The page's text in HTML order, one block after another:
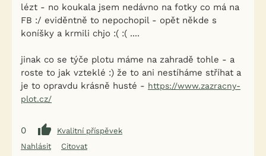
lézt - no koukala jsem nedávno na fotky co má na
FB :/ eviděntně to nepochopil - opět někde s
koníšky a krmili chjo :( :( ....
jinak co se týče plotu máme na zahradě tohle - a
roste to jak vzteklé :) že to ani nestíháme stříhat a
je to opravdu krásně husté - https://www.zazracny-
plot.cz/
0
Kvalitní příspěvek
Nahlásit
Citovat